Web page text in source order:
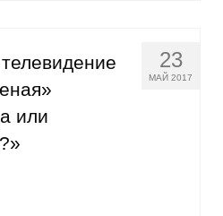
23
МАЙ 2017
или